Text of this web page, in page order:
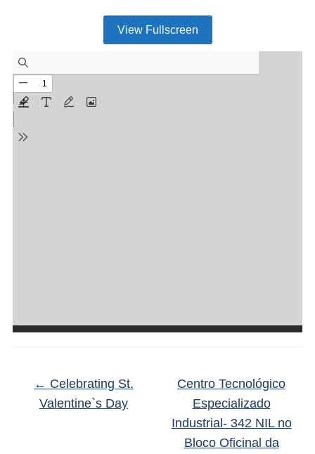
View Fullscreen
← Celebrating St.
Valentine`s Day
Centro Tecnológico
Especializado
Industrial- 342 NIL no
Bloco Oficinal da